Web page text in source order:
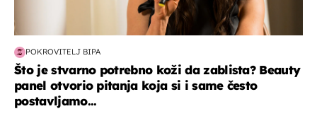
POKROVITELJ BIPA
Što je stvarno potrebno koži da zablista? Beauty
panel otvorio pitanja koja si i same često
postavljamo...